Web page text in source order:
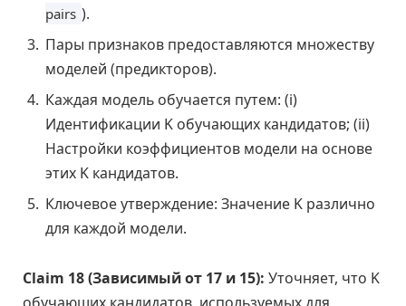
pairs ).
Пары признаков предоставляются множеству
моделей (предикторов).
Каждая модель обучается путем: (i)
Идентификации K обучающих кандидатов; (ii)
Настройки коэффициентов модели на основе
этих K кандидатов.
Ключевое утверждение: Значение K различно
для каждой модели.
Claim 18 (Зависимый от 17 и 15): Уточняет, что K